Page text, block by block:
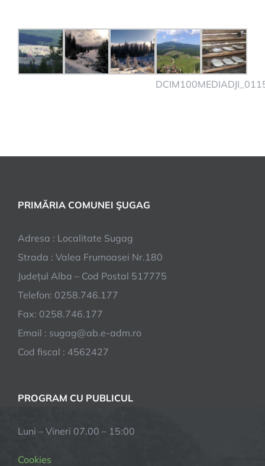
PRIMĂRIA COMUNEI ŞUGAG
Adresa : Localitate Sugag
Strada : Valea Frumoasei Nr.180
Județul Alba – Cod Postal 517775
Telefon: 0258.746.177
Fax: 0258.746.177
Email : sugag@ab.e-adm.ro
Cod fiscal : 4562427
PROGRAM CU PUBLICUL
Luni – Vineri 07.00 – 15:00
Cookies